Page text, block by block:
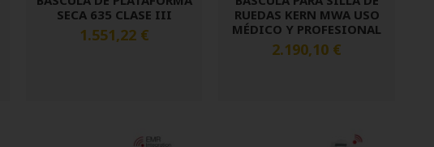
SECA 635 CLASE III
1.551,22 €
RUEDAS KERN MWA USO
MÉDICO Y PROFESIONAL
2.190,10 €